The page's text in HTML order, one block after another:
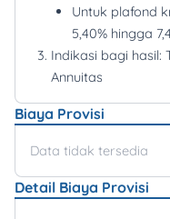
Untuk plafond
5,40% hingga
Indikasi bagi hasil:
Annuitas
Biaya Provisi
Data tidak tersedia
Detail Biaya Provisi